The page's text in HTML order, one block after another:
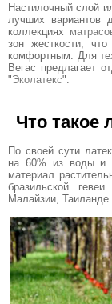
Настилочный слой
лучших вариантов
коллекциях
зон жесткости,
комфортным. Для
Вегас предлагает
"Эколатекс".
Что такое
По своей сути
на 60% из воды и
материал
бразильской
Малайзии, Таиланде